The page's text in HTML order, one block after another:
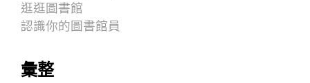
逛逛圖書館
認識你的圖書館員
彙整